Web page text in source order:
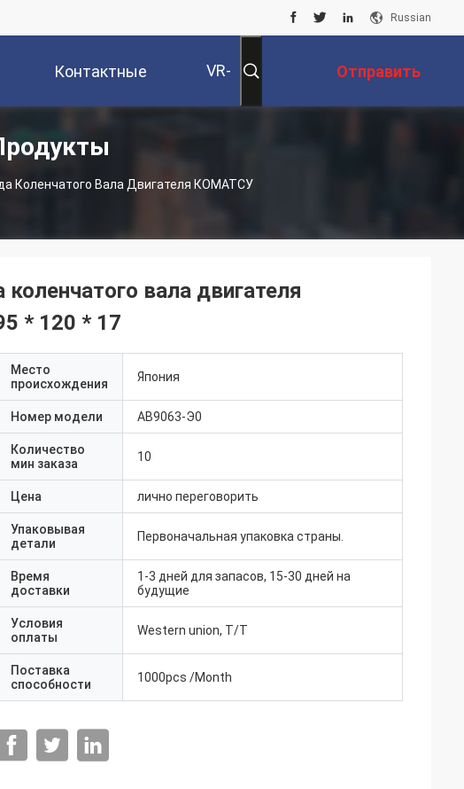
Russian
Контактные
Данные
VR- Отправить
Коленчатого Вала Двигателя КОМАТСУ
вала двигателя
* 120 * 17
Место
происхождения
Япония
Номер модели АВ9063-Э0
Количество
мин заказа
10
Цена лично переговорить
Упаковывая
детали
Первоначальная упаковка страны.
Время
доставки
1-3 дней для запасов, 15-30 дней на
будущие
Условия
оплаты
Western union, T/T
Поставка
способности
1000pcs /Month